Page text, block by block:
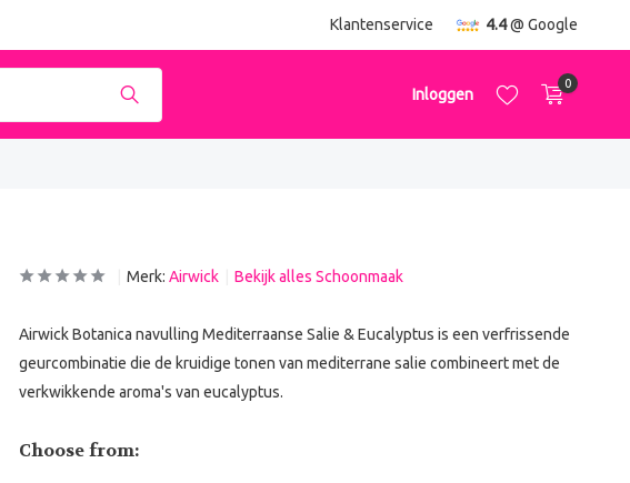
Klantenservice 4.4@ Google
Inloggen
0
Merk: Airwick Bekijk alles Schoonmaak
Airwick Botanica navulling Mediterraanse Salie & Eucalyptus is een verfrissende
geurcombinatie die de kruidige tonen van mediterrane salie combineert met de
verkwikkende aroma's van eucalyptus.
Choose from: